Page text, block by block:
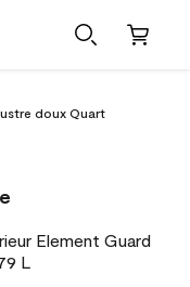
doux Quart